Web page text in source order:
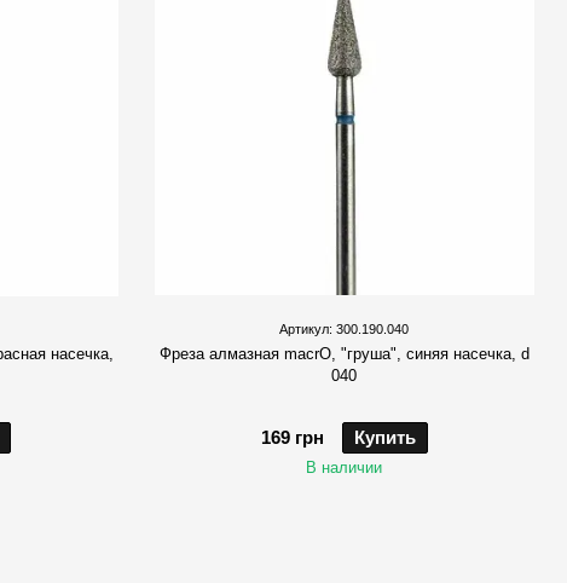
насечка,
Артикул: 300.190.040
Фреза алмазная macrO, "груша", синяя насечка, d
040
169 грн Купить
В наличии